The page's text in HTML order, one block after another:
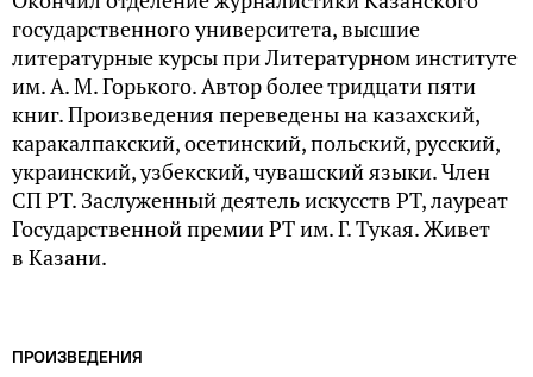
государственного университета, высшие
литературные курсы при Литературном институте
им. А. М. Горького. Автор более тридцати пяти
книг. Произведения переведены на казахский,
каракалпакский, осетинский, польский, русский,
украинский, узбекский, чувашский языки. Член
СП РТ. Заслуженный деятель искусств РТ, лауреат
Государственной премии РТ им. Г. Тукая. Живет
в Казани.
ПРОИЗВЕДЕНИЯ